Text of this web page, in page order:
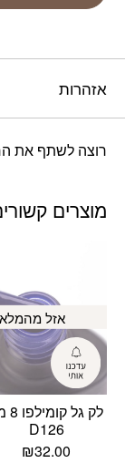
אזהרות
רוצה לשתף את
מוצרים
אזל
לק
D126
₪32.00